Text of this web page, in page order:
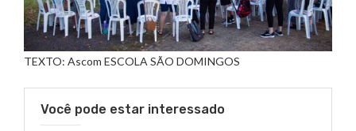
TEXTO: Ascom ESCOLA SÃO DOMINGOS
Você pode estar interessado